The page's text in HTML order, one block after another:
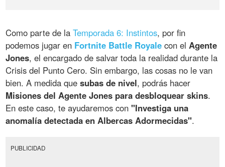
Como parte de laTemporada 6: Instintos, por fin
podemos jugar en Fortnite Battle Royale con elAgente
Jones, el encargado de salvar toda la realidad durante la
Crisis del Punto Cero. Sin embargo, las cosas no le van
bien. A medida quesubas de nivel, podrás hacer
Misiones del Agente Jones para desbloquear skins.
En este caso, te ayudaremos con"Investiga una
anomalía detectada en Albercas Adormecidas".
PUBLICIDAD